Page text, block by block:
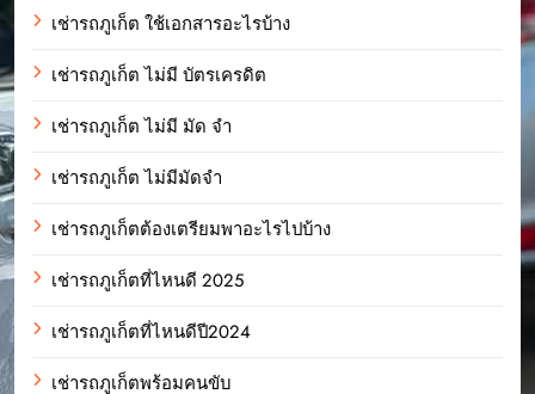
เช่ารถภูเก็ต ใช้เอกสารอะไรบ้าง
เช่ารถภูเก็ต ไม่มี บัตรเครดิต
เช่ารถภูเก็ต ไม่มี มัด จํา
เช่ารถภูเก็ต ไม่มีมัดจำ
เช่ารถภูเก็ตต้องเตรียมพาอะไรไปบ้าง
เช่ารถภูเก็ตที่ไหนดี 2025
เช่ารถภูเก็ตที่ไหนดีปี2024
เช่ารถภูเก็ตพร้อมคนขับ